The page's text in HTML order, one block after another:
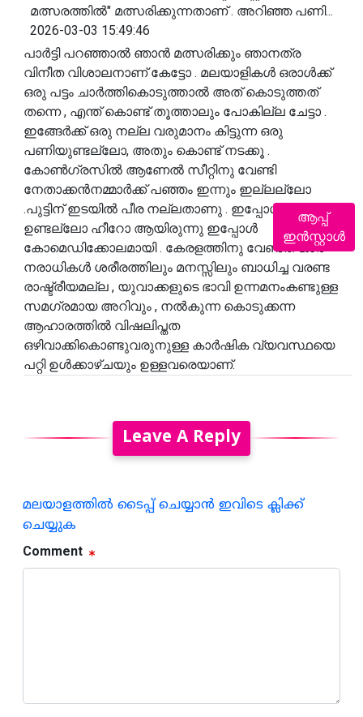
മത്സരത്തിൽ" മത്സരിക്കുന്നതാണ് . അറിഞ്ഞ പണി...
2026-03-03 15:49:46
പാർട്ടി പറഞ്ഞാൽ ഞാൻ മത്സരിക്കും ഞാനത്ര
വിനീത വിശാലനാണ് കേട്ടോ . മലയാളികൾ ഒരാൾക്ക്
ഒരു പട്ടം ചാർത്തികൊടുത്താൽ അത് കൊടുത്തത്
തന്നെ , എന്ത് കൊണ്ട് തൂത്താലും പോകില്ല ചേട്ടാ .
ഇങ്ങേർക്ക് ഒരു നല്ല വരുമാനം കിട്ടുന്ന ഒരു
പണിയുണ്ടല്ലോ, അതും കൊണ്ട് നടക്കൂ .
കോൺഗ്രസിൽ ആണേൽ സീറ്റിനു വേണ്ടി
നേതാക്കൻനമ്മാർക്ക് പഞ്ഞം ഇന്നും ഇല്ലല്ലോ
.പുട്ടിന് ഇടയിൽ പീര നല്ലതാണു . ഇപ്പോൾ ഒരാൾ
ഉണ്ടല്ലോ ഹീറോ ആയിരുന്നു ഇപ്പോൾ
കോമെഡിക്കോലമായി . കേരളത്തിനു വേണ്ടത് ജാര
നരാധികൾ ശരീരത്തിലും മനസ്സിലും ബാധിച്ച വരണ്ട
രാഷ്ട്രീയമല്ല , യുവാക്കളുടെ ഭാവി ഉന്നമനംകണ്ടുള്ള
സമഗ്രമായ അറിവും , നൽകുന്ന കൊടുക്കന്ന
ആഹാരത്തിൽ വിഷലിപ്തത
ഒഴിവാക്കികൊണ്ടുവരുനുള്ള കാർഷിക വ്യവസ്ഥയെ
പറ്റി ഉൾക്കാഴ്ചയും ഉള്ളവരെയാണ്.
Leave A Reply
മലയാളത്തില്‍ ടൈപ്പ് ചെയ്യാന്‍ ഇവിടെ ക്ലിക്ക്
ചെയ്യുക
Comment
ആപ്പ്
ഇൻസ്റ്റാൾ